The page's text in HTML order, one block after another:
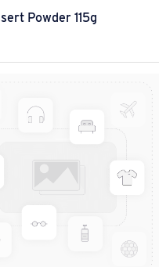
Powder 115g